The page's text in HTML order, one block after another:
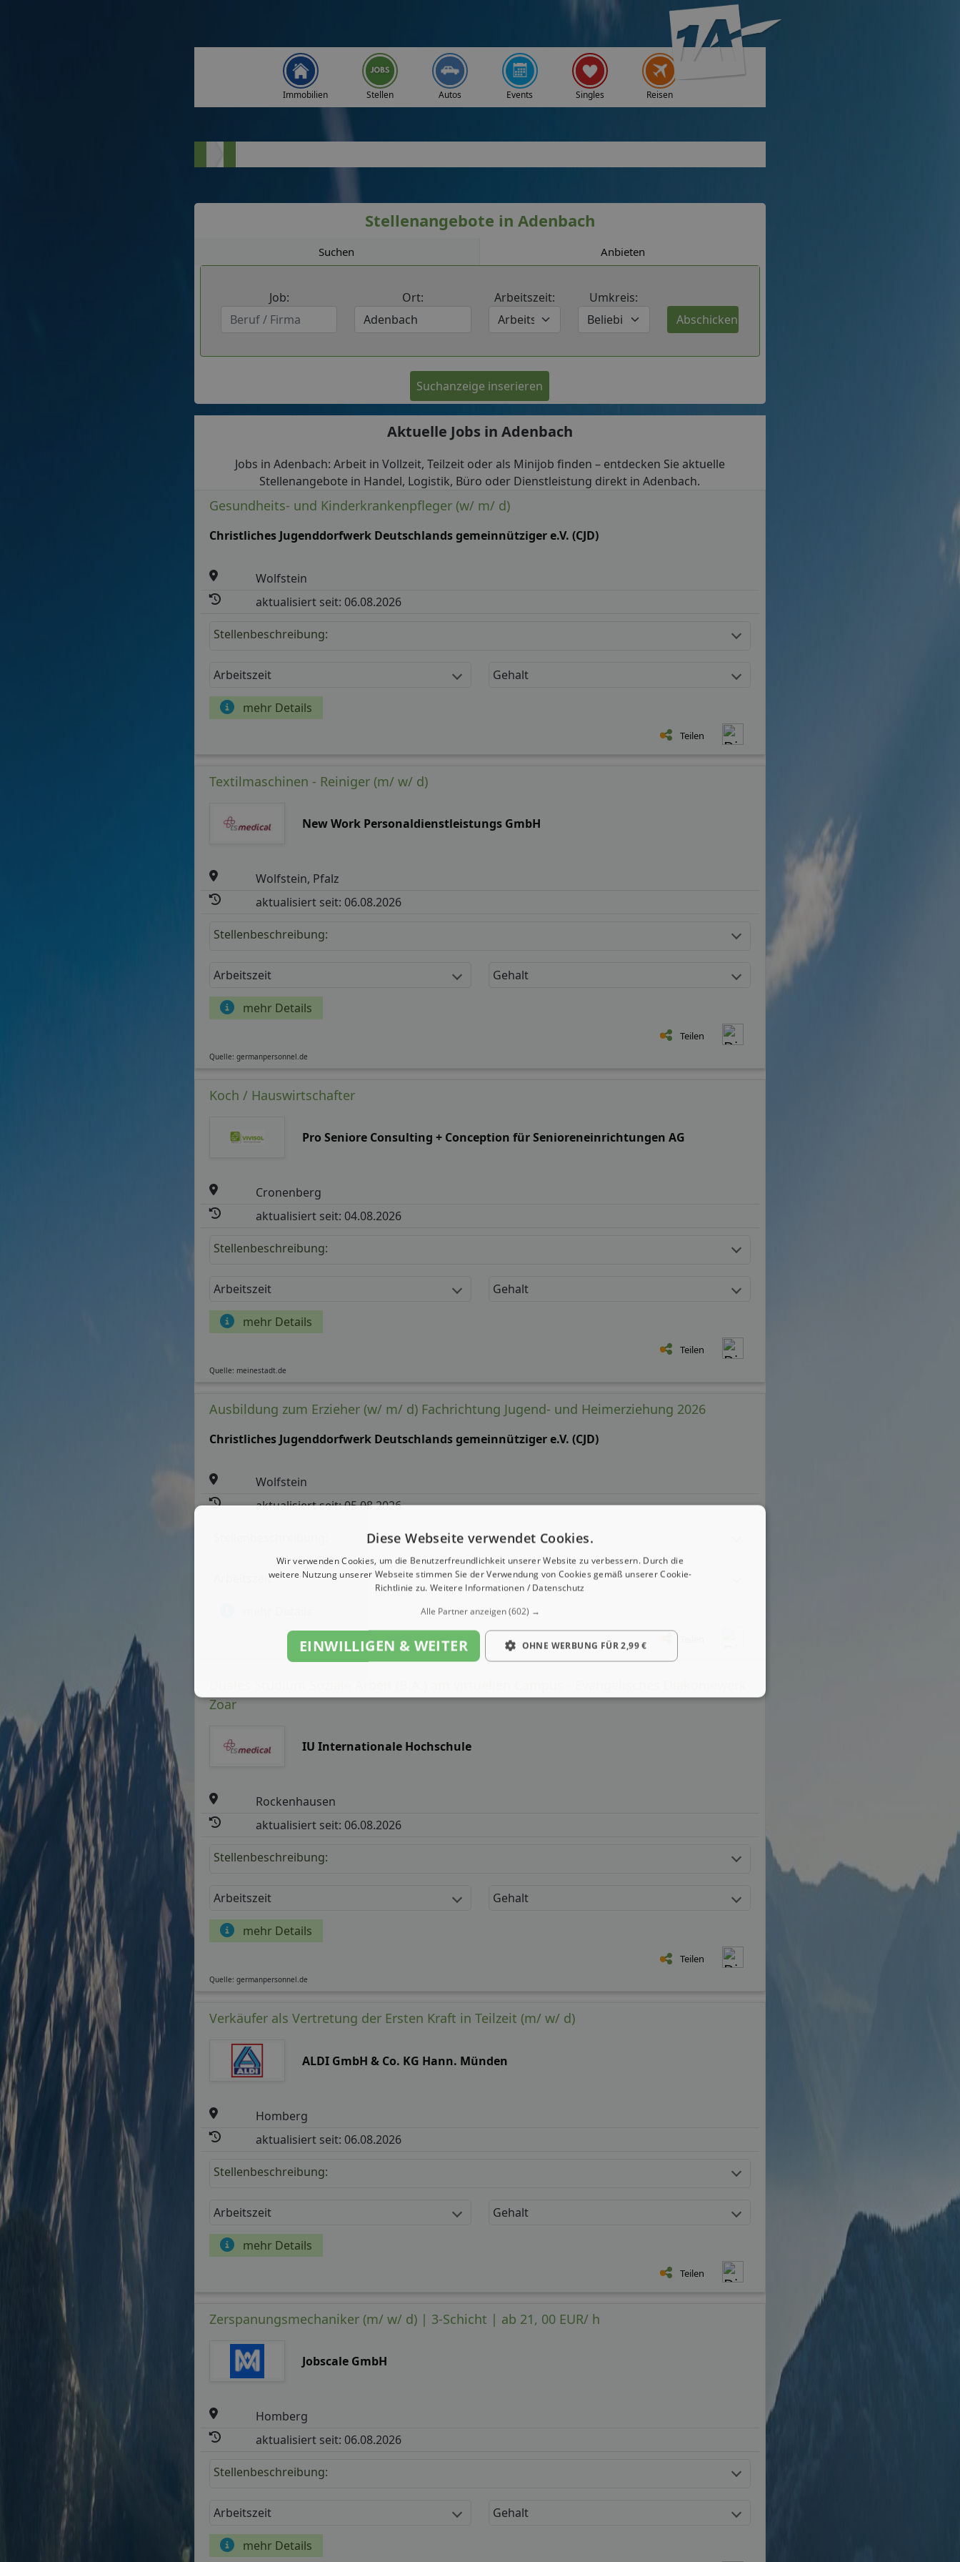
Immobilien Stellen Autos Events Singles Reisen
Stellenangebote in Adenbach
Suchen Anbieten
Job: Ort: Arbeitszeit: Umkreis:
Suchanzeige inserieren
Aktuelle Jobs in Adenbach
Jobs in Adenbach: Arbeit in Vollzeit, Teilzeit oder als Minijob finden – entdecken Sie aktuelle
Stellenangebote in Handel, Logistik, Büro oder Dienstleistung direkt in Adenbach.
Gesundheits- und Kinderkrankenpfleger (w/ m/ d)
Christliches Jugenddorfwerk Deutschlands gemeinnütziger e.V. (CJD)
Wolfstein
aktualisiert seit: 06.08.2026
Stellenbeschreibung:
Arbeitszeit Gehalt
mehr Details
Teilen
Textilmaschinen - Reiniger (m/ w/ d)
New Work Personaldienstleistungs GmbH
Wolfstein, Pfalz
aktualisiert seit: 06.08.2026
Stellenbeschreibung:
Arbeitszeit Gehalt
mehr Details
Teilen
Quelle: germanpersonnel.de
Koch / Hauswirtschafter
Pro Seniore Consulting + Conception für Senioreneinrichtungen AG
Cronenberg
aktualisiert seit: 04.08.2026
Stellenbeschreibung:
Arbeitszeit Gehalt
mehr Details
Teilen
Quelle: meinestadt.de
Ausbildung zum Erzieher (w/ m/ d) Fachrichtung Jugend- und Heimerziehung 2026
Christliches Jugenddorfwerk Deutschlands gemeinnütziger e.V. (CJD)
Wolfstein
aktualisiert seit: 05.08.2026
Arbeitszeit Gehalt
Zoar
IU Internationale Hochschule
Rockenhausen
aktualisiert seit: 06.08.2026
Stellenbeschreibung:
Arbeitszeit Gehalt
mehr Details
Teilen
Quelle: germanpersonnel.de
Verkäufer als Vertretung der Ersten Kraft in Teilzeit (m/ w/ d)
ALDI GmbH & Co. KG Hann. Münden
Homberg
aktualisiert seit: 06.08.2026
Stellenbeschreibung:
Arbeitszeit Gehalt
mehr Details
Teilen
Zerspanungsmechaniker (m/ w/ d) | 3-Schicht | ab 21, 00 EUR/ h
Jobscale GmbH
Homberg
aktualisiert seit: 06.08.2026
Stellenbeschreibung:
Arbeitszeit Gehalt
mehr Details
Diese Webseite verwendet Cookies.
Wir verwenden Cookies, um die Benutzerfreundlichkeit unserer Website zu verbessern. Durch die
weitere Nutzung unserer Webseite stimmen Sie der Verwendung von Cookies gemäß unserer Cookie-
Richtlinie zu. Weitere Informationen / Datenschutz
Alle Partner anzeigen(602) →
EINWILLIGEN & WEITER OHNE WERBUNG FÜR 2,99 €